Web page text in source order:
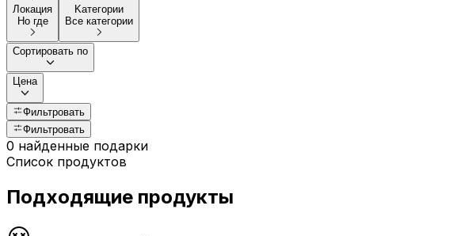
Локация
Но где
Kатегории
Все категории
Сортировать по
Цена
Фильтровать
Фильтровать
0 найденные подарки
Список продуктов
Подходящие продукты